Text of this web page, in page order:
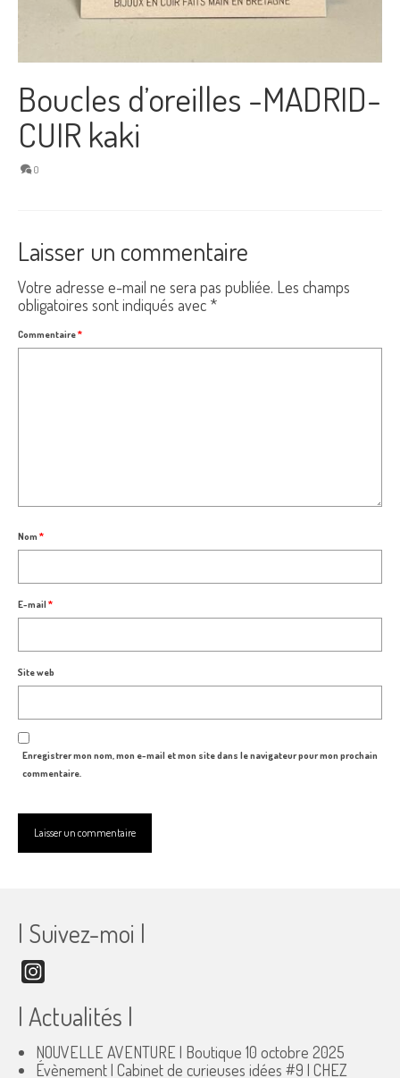
Boucles d’oreilles -MADRID-
CUIR kaki
0
Laisser un commentaire
Votre adresse e-mail ne sera pas publiée. Les champs
obligatoires sont indiqués avec *
Commentaire*
Nom *
E-mail*
Site web
Enregistrer mon nom, mon e-mail et mon site dans le navigateur pour mon prochain
commentaire.
| Suivez-moi |
| Actualités |
NOUVELLE AVENTURE | Boutique 10 octobre 2025
Évènement | Cabinet de curieuses idées #9 | CHEZ